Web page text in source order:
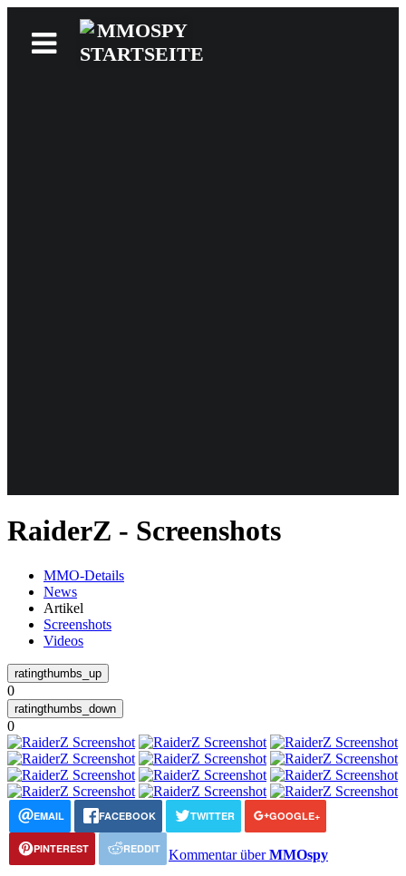
RaiderZ - Screenshots
MMO-Details
News
Artikel
Screenshots
Videos
0
0
EMAIL FACEBOOK TWITTER GOOGLE+
PINTEREST REDDIT Kommentar überMMOspy